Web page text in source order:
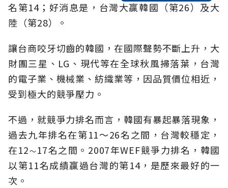
名第14；好消息是，台灣大贏韓國（第26）及大
陸（第28）。
讓台商咬牙切齒的韓國，在國際聲勢不斷上升，大
財團三星、LG、現代等在全球秋風掃落葉，台灣
的電子業、機械業、紡織業等，因品質價位相近，
受到極大的競爭壓力。
不過，就競爭力排名而言，韓國有暴起暴落現象，
過去九年排名在第11～26名之間，台灣較穩定，
在12～17名之間。2007年WEF競爭力排名，韓國
以第11名成績贏過台灣的第14，是歷來最好的一
次。